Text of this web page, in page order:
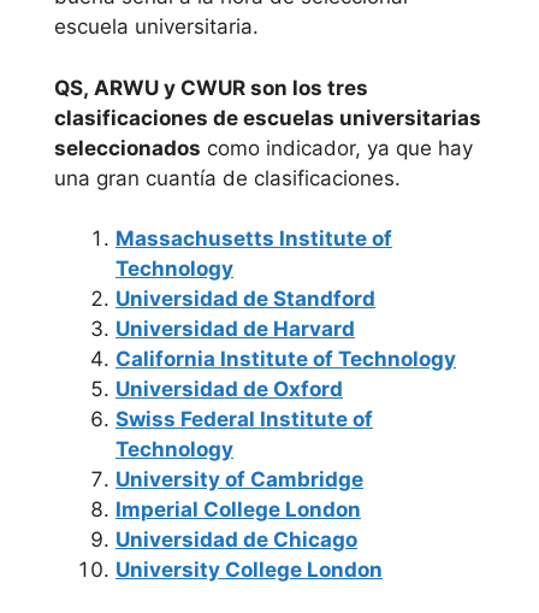
Madrid
Universidad a
Distancia de
Madrid
Universidad
Europea de
Madrid
Universidad
Francisco de
Vitoria
Universidad
Nacional de
Educación a
Formación
escuela universitaria.
QS, ARWU y CWUR son los tres
clasificaciones de escuelas universitarias
seleccionados como indicador, ya que hay
una gran cuantía de clasificaciones.
Massachusetts Institute of
Technology
Universidad de Standford
Universidad de Harvard
California Institute of Technology
Universidad de Oxford
Swiss Federal Institute of
Technology
University of Cambridge
Imperial College London
Universidad de Chicago
University College London